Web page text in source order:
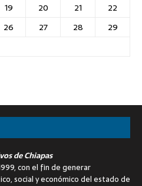
19 20 21
22
26 27 28
29
de Chiapas
con el fin de generar
social y económico del estado de